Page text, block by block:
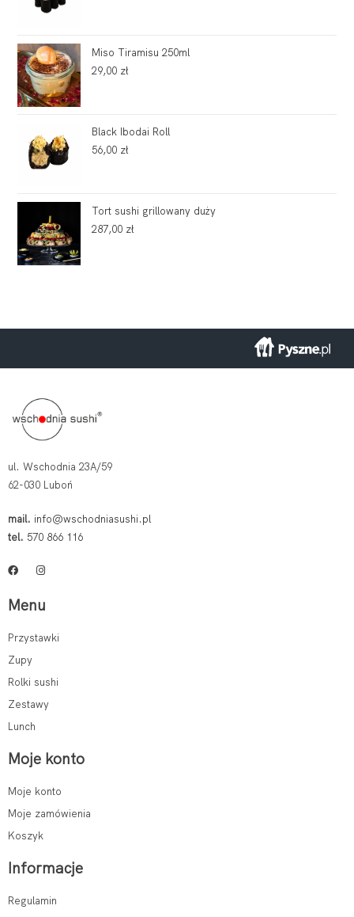
Miso Tiramisu 250ml
29,00 zł
Black Ibodai Roll
56,00 zł
Tort sushi grillowany duży
287,00 zł
ul. Wschodnia 23A/59
62-030 Luboń
mail. info@wschodniasushi.pl
tel. 570 866 116
Menu
Przystawki
Zupy
Rolki sushi
Zestawy
Lunch
Moje konto
Moje konto
Moje zamówienia
Koszyk
Informacje
Regulamin